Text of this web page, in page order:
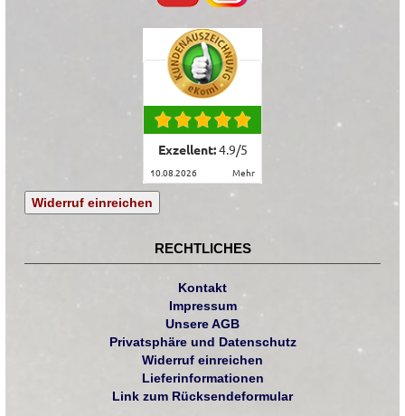
Exzellent:4.9/5
10.08.2026 mehr
Widerruf einreichen
RECHTLICHES
Kontakt
Impressum
Unsere AGB
Privatsphäre und Datenschutz
Widerruf einreichen
Lieferinformationen
Link zum Rücksendeformular